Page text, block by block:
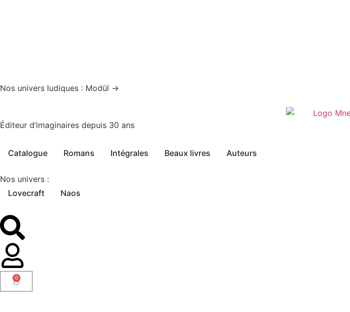
Nos univers ludiques : Modül →
Éditeur d’imaginaires depuis 30 ans
Catalogue Romans Intégrales Beaux livres Auteurs
Nos univers :
Lovecraft
Naos
0